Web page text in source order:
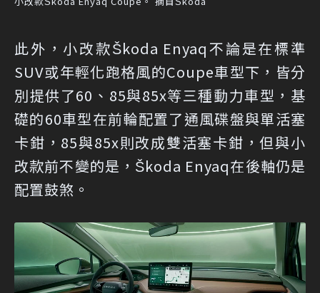
此外，小改款Škoda Enyaq不論是在標準
SUV或年輕化跑格風的Coupe車型下，皆分
別提供了60、85與85x等三種動力車型，基
礎的60車型在前輪配置了通風碟盤與單活塞
卡鉗，85與85x則改成雙活塞卡鉗，但與小
改款前不變的是，Škoda Enyaq在後軸仍是
配置鼓煞。